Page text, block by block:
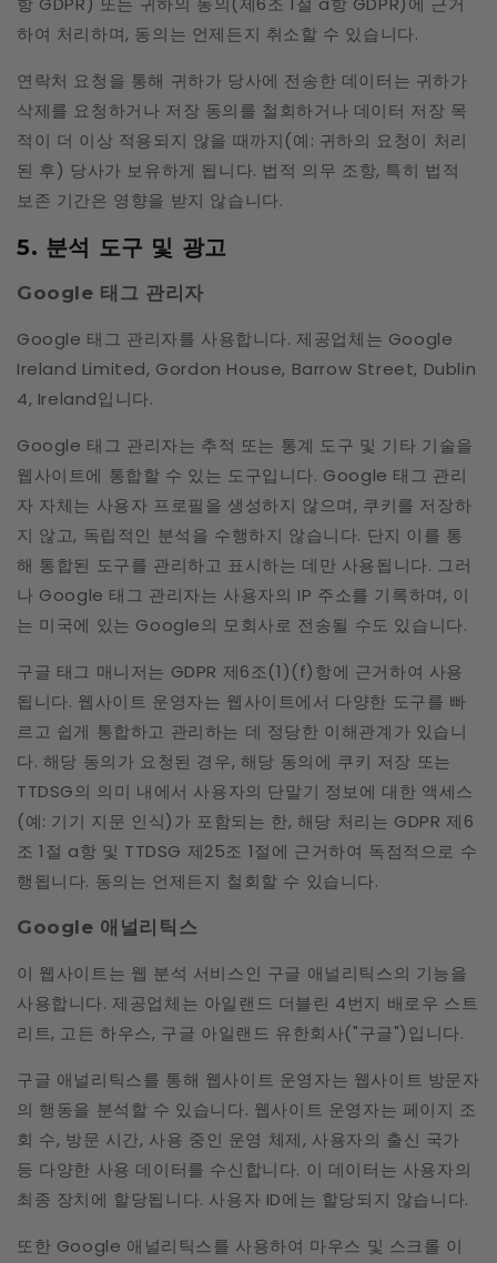
하여 처리하며, 동의는 언제든지 취소할 수 있습니다.
연락처 요청을 통해 귀하가 당사에 전송한 데이터는 귀하가
삭제를 요청하거나 저장 동의를 철회하거나 데이터 저장 목
적이 더 이상 적용되지 않을 때까지(예: 귀하의 요청이 처리
된 후) 당사가 보유하게 됩니다. 법적 의무 조항, 특히 법적
보존 기간은 영향을 받지 않습니다.
5. 분석 도구 및 광고
Google 태그 관리자
Google 태그 관리자를 사용합니다. 제공업체는 Google
Ireland Limited, Gordon House, Barrow Street, Dublin
4, Ireland입니다.
Google 태그 관리자는 추적 또는 통계 도구 및 기타 기술을
웹사이트에 통합할 수 있는 도구입니다. Google 태그 관리
자 자체는 사용자 프로필을 생성하지 않으며, 쿠키를 저장하
지 않고, 독립적인 분석을 수행하지 않습니다. 단지 이를 통
해 통합된 도구를 관리하고 표시하는 데만 사용됩니다. 그러
나 Google 태그 관리자는 사용자의 IP 주소를 기록하며, 이
는 미국에 있는 Google의 모회사로 전송될 수도 있습니다.
구글 태그 매니저는 GDPR 제6조(1)(f)항에 근거하여 사용
됩니다. 웹사이트 운영자는 웹사이트에서 다양한 도구를 빠
르고 쉽게 통합하고 관리하는 데 정당한 이해관계가 있습니
다. 해당 동의가 요청된 경우, 해당 동의에 쿠키 저장 또는
TTDSG의 의미 내에서 사용자의 단말기 정보에 대한 액세스
(예: 기기 지문 인식)가 포함되는 한, 해당 처리는 GDPR 제6
조 1절 a항 및 TTDSG 제25조 1절에 근거하여 독점적으로 수
행됩니다. 동의는 언제든지 철회할 수 있습니다.
Google 애널리틱스
이 웹사이트는 웹 분석 서비스인 구글 애널리틱스의 기능을
사용합니다. 제공업체는 아일랜드 더블린 4번지 배로우 스트
리트, 고든 하우스, 구글 아일랜드 유한회사("구글")입니다.
구글 애널리틱스를 통해 웹사이트 운영자는 웹사이트 방문자
의 행동을 분석할 수 있습니다. 웹사이트 운영자는 페이지 조
회 수, 방문 시간, 사용 중인 운영 체제, 사용자의 출신 국가
등 다양한 사용 데이터를 수신합니다. 이 데이터는 사용자의
최종 장치에 할당됩니다. 사용자 ID에는 할당되지 않습니다.
또한 Google 애널리틱스를 사용하여 마우스 및 스크롤 이